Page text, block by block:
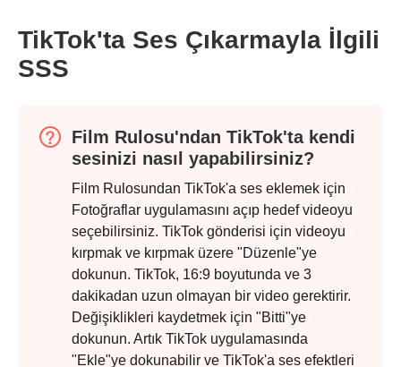
Aşama 1.
TikTok'ta Ses Çıkarmayla İlgili
SSS
Film Rulosu'ndan TikTok'ta kendi
sesinizi nasıl yapabilirsiniz?
Film Rulosundan TikTok'a ses eklemek için
Fotoğraflar uygulamasını açıp hedef videoyu
seçebilirsiniz. TikTok gönderisi için videoyu
kırpmak ve kırpmak üzere "Düzenle"ye
dokunun. TikTok, 16:9 boyutunda ve 3
dakikadan uzun olmayan bir video gerektirir.
Değişiklikleri kaydetmek için "Bitti"ye
dokunun. Artık TikTok uygulamasında
"Ekle"ye dokunabilir ve TikTok'a ses efektleri